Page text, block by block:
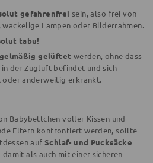
gefahrenfrei sein, also frei von
Lampen oder Bilderrahmen.
tabu!
gelüftet werden, ohne dass
der Zugluft befindet und sich
anderweitig erkrankt.
Babybettchen voller Kissen und
Eltern konfrontiert werden, sollte
auf Schlaf- und Pucksäcke
als auch mit einer sicheren